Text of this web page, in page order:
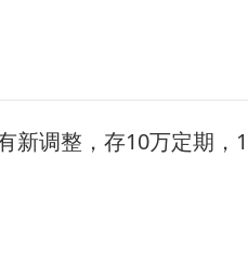
新调整，存10万定期，1